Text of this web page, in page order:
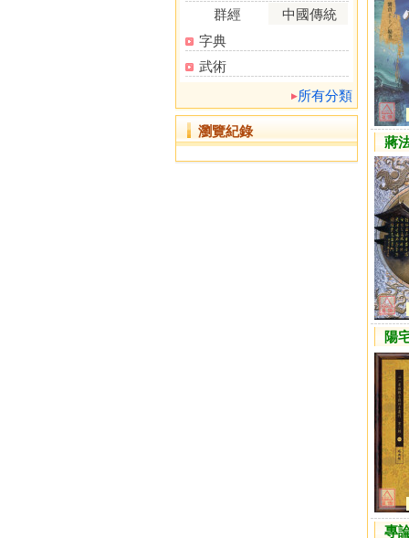
群經
中國傳統
字典
武術
所有分類
瀏覽紀錄
蔣
陽
專